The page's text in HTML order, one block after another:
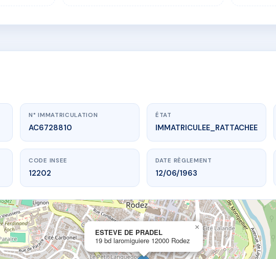
AC6728810 🇫🇷
www.vme.plus/AC6728810
ESTEVE DE PRADEL
19 bd laromiguiere12000 Rodez
N° IMMATRICULATION
AC6728810
ÉTAT
IMMATRICULEE_RATTACHEE
CODE INSEE
12202
DATE RÈGLEMENT
12/06/1963
ESTEVE DE PRADEL
19 bd laromiguiere 12000 Rodez
×